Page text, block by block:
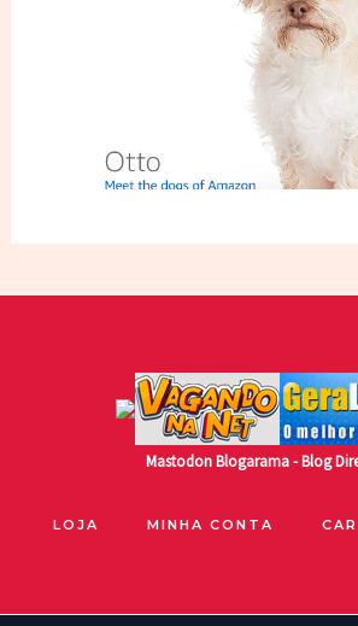
MastodonBlogarama - Blog
LOJA MINHA CONTA